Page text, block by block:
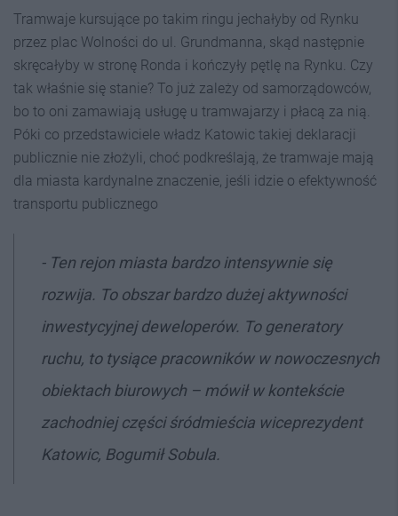
Tramwaje kursujące po takim ringu jechałyby od Rynku
przez plac Wolności do ul. Grundmanna, skąd następnie
skręcałyby w stronę Ronda i kończyły pętlę na Rynku. Czy
tak właśnie się stanie? To już zależy od samorządowców,
bo to oni zamawiają usługę u tramwajarzy i płacą za nią.
Póki co przedstawiciele władz Katowic takiej deklaracji
publicznie nie złożyli, choć podkreślają, że tramwaje mają
dla miasta kardynalne znaczenie, jeśli idzie o efektywność
transportu publicznego
- Ten rejon miasta bardzo intensywnie się
rozwija. To obszar bardzo dużej aktywności
inwestycyjnej deweloperów. To generatory
ruchu, to tysiące pracowników w nowoczesnych
obiektach biurowych – mówił w kontekście
zachodniej części śródmieścia wiceprezydent
Katowic, Bogumił Sobula.